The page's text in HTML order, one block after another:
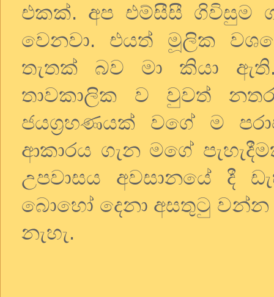
එකක්. අප එම්සීසී ගිවිසුම
වෙනවා. එයත් මූලික
තැතක් බව මා කියා
තාවකාලික ව වුවත්
ජයග්‍රහණයක් වගේ ම
ආකාරය ගැන මගේ
උපවාසය අවසානයේ දී
බොහෝ දෙනා අසතුටු
නැහැ.